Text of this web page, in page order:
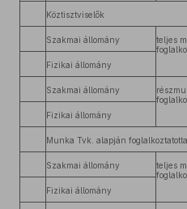
Köztisztviselők
Szakmai állomány
teljes
Fizikai állomány
Szakmai állomány
Fizikai állomány
Munka Tvk. alapján
Szakmai állomány
teljes
Fizikai állomány